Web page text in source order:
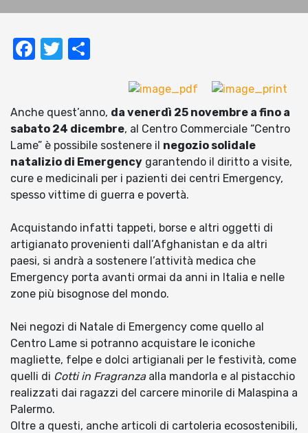
Facebook
Twitter
Anche quest’anno, da venerdì 25 novembre a fino a
sabato 24 dicembre, al Centro Commerciale “Centro
Lame” è possibile sostenere il negozio solidale
natalizio di Emergency garantendo il diritto a visite,
cure e medicinali per i pazienti dei centri Emergency,
spesso vittime di guerra e povertà.
Acquistando infatti tappeti, borse e altri oggetti di
artigianato provenienti dall’Afghanistan e da altri
paesi, si andrà a sostenere l’attività medica che
Emergency porta avanti ormai da anni in Italia e nelle
zone più bisognose del mondo.
Nei negozi di Natale di Emergency come quello al
Centro Lame si potranno acquistare le iconiche
magliette, felpe e dolci artigianali per le festività, come
quelli di Cotti in Fragranzaalla mandorla e al pistacchio
realizzati dai ragazzi del carcere minorile di Malaspina a
Palermo.
Oltre a questi, anche articoli di cartoleria ecosostenibili,